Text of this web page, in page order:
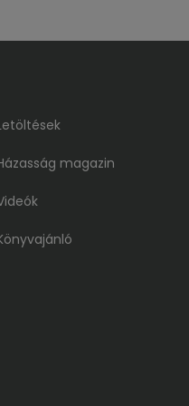
magazin